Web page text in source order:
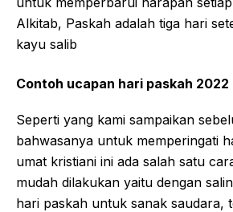
Alkitab, Paskah adalah tiga hari
kayu salib
Contoh ucapan hari paskah 2022
Seperti yang kami sampaikan
bahwasanya untuk memperingati
umat kristiani ini ada salah satu
mudah dilakukan yaitu dengan
hari paskah untuk sanak saudara,